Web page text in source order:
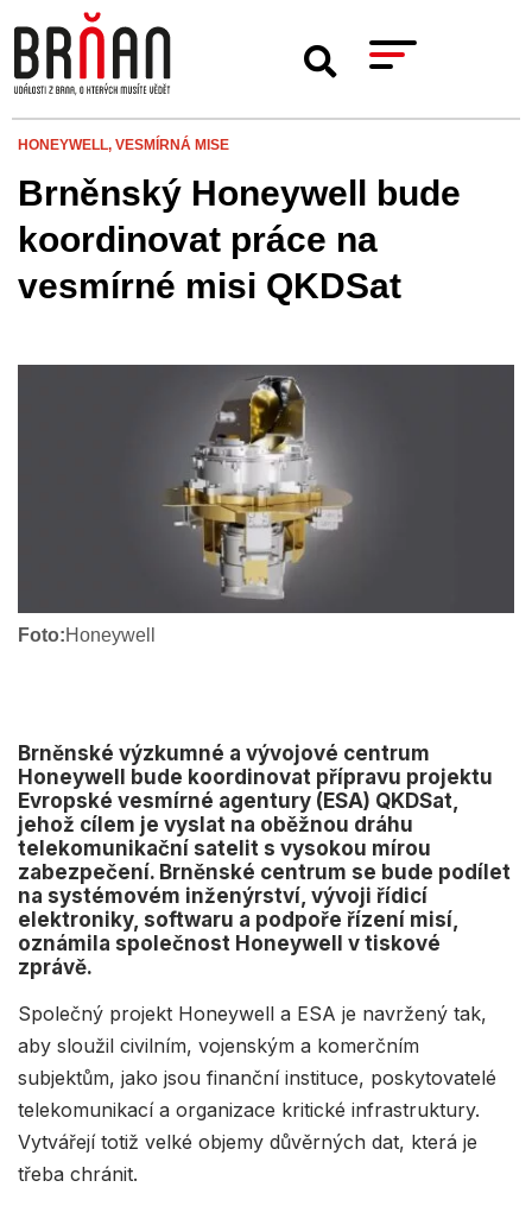
HONEYWELL, VESMÍRNÁ MISE
Brněnský Honeywell bude
koordinovat práce na
vesmírné misi QKDSat
Foto:Honeywell
Brněnské výzkumné a vývojové centrum
Honeywell bude koordinovat přípravu projektu
Evropské vesmírné agentury (ESA) QKDSat,
jehož cílem je vyslat na oběžnou dráhu
telekomunikační satelit s vysokou mírou
zabezpečení. Brněnské centrum se bude podílet
na systémovém inženýrství, vývoji řídicí
elektroniky, softwaru a podpoře řízení misí,
oznámila společnost Honeywell v tiskové
zprávě.
Společný projekt Honeywell a ESA je navržený tak,
aby sloužil civilním, vojenským a komerčním
subjektům, jako jsou finanční instituce, poskytovatelé
telekomunikací a organizace kritické infrastruktury.
Vytvářejí totiž velké objemy důvěrných dat, která je
třeba chránit.